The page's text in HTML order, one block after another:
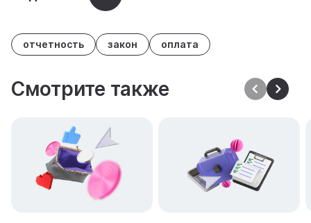
отчетность закон оплата
Смотрите также